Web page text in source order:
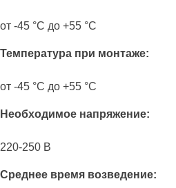
от -45 °C до +55 °C
Температура при монтаже:
от -45 °C до +55 °C
Необходимое напряжение:
220-250 В
Среднее время возведение: